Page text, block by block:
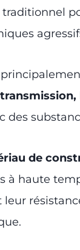
traditionnel
de
à haute